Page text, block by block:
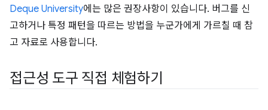
Deque University에는 많은 권장사항이 있습니다. 버그를 신
고하거나 특정 패턴을 따르는 방법을 누군가에게 가르칠 때 참
고 자료로 사용합니다.
접근성 도구 직접 체험하기